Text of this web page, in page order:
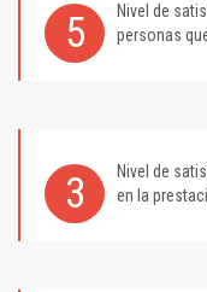
5 Nivel de
personas
3 Nivel de
en la